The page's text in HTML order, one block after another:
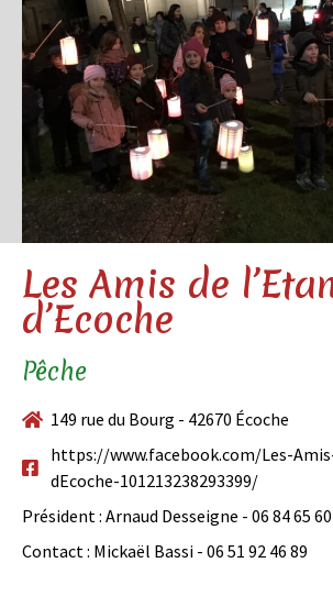
Les Amis de
d’Ecoche
Pêche
149 rue du Bourg - 42670 Écoche
https://www.facebook.com/Les-
dEcoche-101213238293399/
Président : Arnaud Desseigne - 06 84 65
Contact : Mickaël Bassi - 06 51 92 46 89